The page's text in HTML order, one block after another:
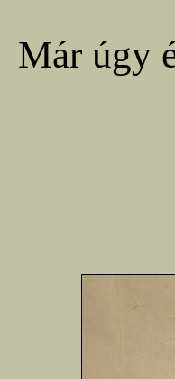
Már úgy